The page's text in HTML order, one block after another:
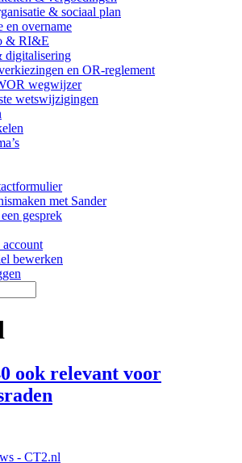
& sociaal plan
en overname
& RI&E
digitalisering
en OR-reglement
wegwijzer
wetswijzigingen
met Sander
gesprek
bewerken
ook relevant voor